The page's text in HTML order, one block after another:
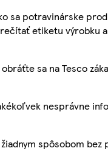
sa potravinárske
etiketu výrobku
sa na Tesco
nesprávne
spôsobom bez